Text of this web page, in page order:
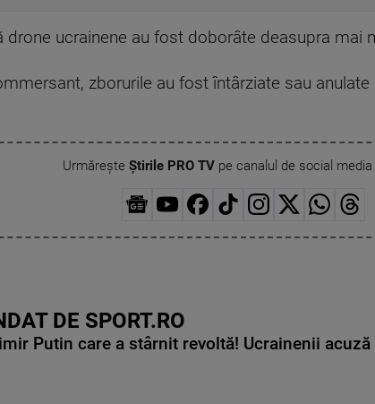
drone ucrainene au fost doborâte deasupra mai
zborurile au fost întârziate sau
Urmărește Știrile PRO TVpe canalul de social media
DE SPORT.RO
Putin care a stârnit revoltă! Ucrainenii